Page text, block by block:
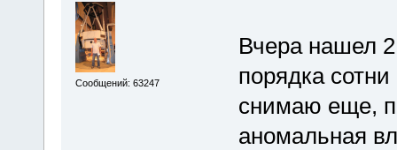
Сообщений: 63247
Вчера нашел
порядка
снимаю еще,
аномальная